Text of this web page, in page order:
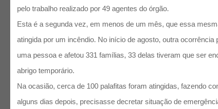
pelo trabalho realizado por 49 agentes do órgão.
Esta é a segunda vez, em menos de um mês, que essa
atingida por um incêndio. No início de agosto, outra ocorrência
uma pessoa e afetou 331 famílias, 33 delas tiveram que ser
abrigo temporário.
Na ocasião, cerca de 100 palafitas foram atingidas, fazendo
alguns dias depois, precisasse decretar situação de